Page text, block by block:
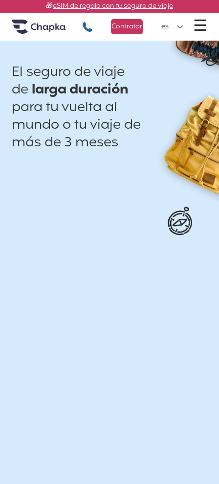
Ir directamente al contenido
Chapka Seguros de viaje
🎁eSIM de regalo con tu seguro de viaje
+34 900 805 947
Contratar es ☰
El seguro de viaje
de larga duración
para tu vuelta al
mundo o tu viaje de
más de 3 meses